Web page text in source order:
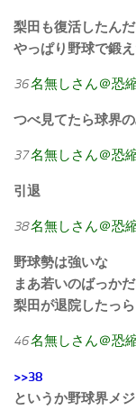
梨田も復活したん
やっぱり野球で鍛
36名無しさん＠恐
つべ見てたら球界
37名無しさん＠恐
引退
38名無しさん＠恐
野球勢は強いな
まあ若いのばっか
梨田が退院したっ
46名無しさん＠恐
>>38
というか野球界メ